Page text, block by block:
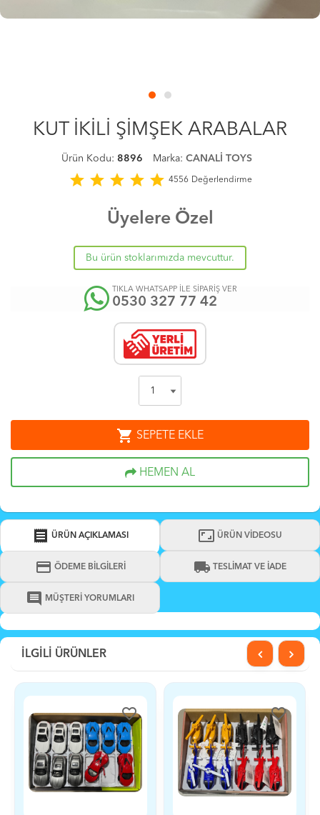
KUT İKİLİ ŞİMŞEK ARABALAR
Ürün Kodu: 8896 Marka: CANALİ TOYS
star star star star star 4556 Değerlendirme
Üyelere Özel
Bu ürün stoklarımızda mevcuttur.
TIKLA WHATSAPP İLE SİPARİŞ VER
0530 327 77 42
shopping_cart SEPETE EKLE
HEMEN AL
receipt ÜRÜN AÇIKLAMASI aspect_ratio ÜRÜN VİDEOSU
credit_card ÖDEME BİLGİLERİ local_shipping TESLİMAT VE İADE
comment MÜŞTERİ YORUMLARI
İLGİLİ ÜRÜNLER
favorite_border favorite_border